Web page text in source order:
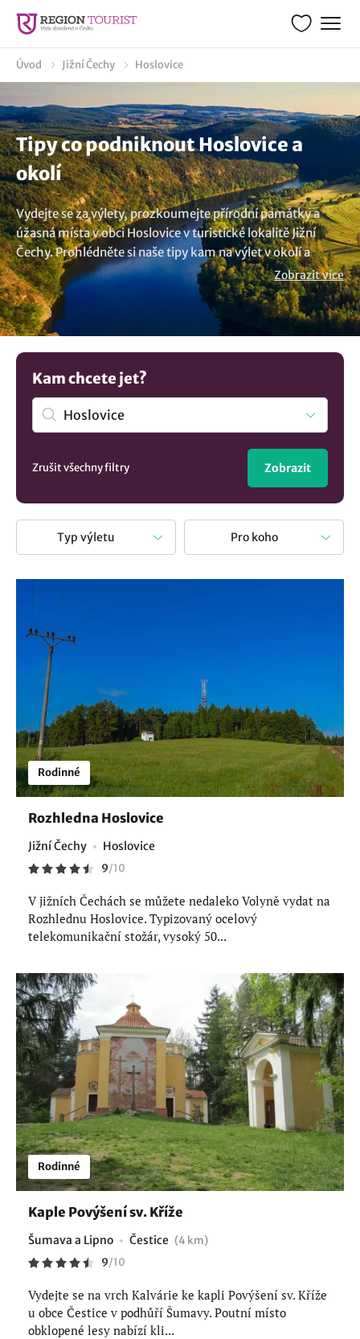
Úvod Jižní Čechy Hoslovice
Tipy co podniknout Hoslovice a
okolí
Vydejte se za výlety, prozkoumejte přírodní památky a
úžasná místa v obci Hoslovice v turistické lokalitě Jižní
Čechy. Prohlédněte si naše tipy kam na výlet v okolí a
zjistíte kudy z nudy. Objevte výletní cíle, tipy co navštívit a
zažijte prima den. Zpracovali jsme pro vás řadu poutavých
článků s inspirací co vidět a co dělat v této překrásné
lokalitě. Z našich tipů na zajímavá místa a kam na výlet v
lokalitě Hoslovice jsme vybrali následující tipy:Rozhledna
. A víte, že obec leží v kraji Jihočeský kraj? Není
nad to si odpočinout na výletě s rodinou či přáteli. Stačí
zvolit turistický cíl a vydat se za poznáním naší krajiny a
památek.
Zobrazit více
Kam chcete jet?
Zrušit všechny filtry Zobrazit
Typ výletu Pro koho
Rodinné
Rozhledna Hoslovice
Jižní Čechy Hoslovice
9/10
V jižních Čechách se můžete nedaleko Volyně vydat na
Rozhlednu Hoslovice. Typizovaný ocelový
telekomunikační stožár, vysoký 50...
Rodinné
Kaple Povýšení sv. Kříže
Šumava a Lipno Čestice (4 km)
9/10
Vydejte se na vrch Kalvárie ke kapli Povýšení sv. Kříže
u obce Čestice v podhůří Šumavy. Poutní místo
obklopené lesy nabízí kli...